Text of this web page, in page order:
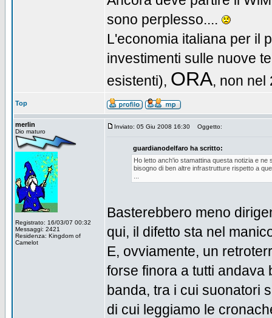
sono perplesso....
L'economia italiana per il
investimenti sulle nuove
esistenti), ORA, non nel
Top
merlin
Dio maturo
Registrato: 16/03/07 00:32
Messaggi: 2421
Residenza: Kingdom of
Camelot
Inviato: 05 Giu 2008 16:30 Oggetto:
guardianodelfaro ha scritto:
Ho letto anch'io stamattina questa notizia e ne
bisogno di ben altre infrastrutture rispetto a
Basterebbero meno
qui, il difetto sta nel
E, ovviamente, un
forse finora a tutti andava
banda, tra i cui suonatori
di cui leggiamo le